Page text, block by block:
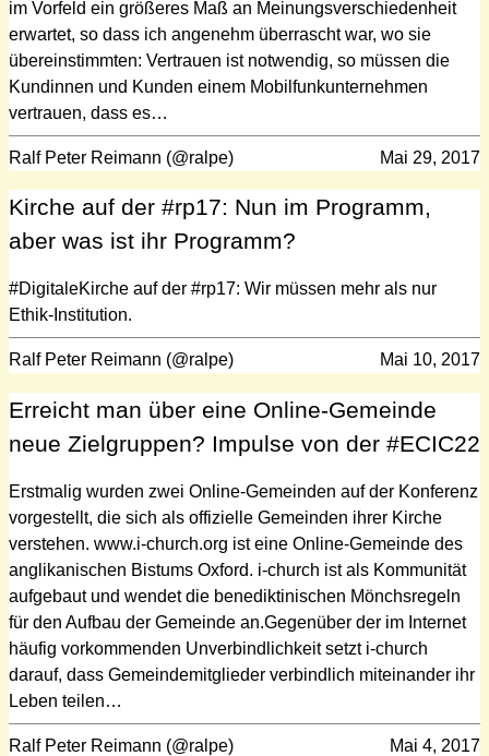
im Vorfeld ein größeres Maß an Meinungsverschiedenheit
erwartet, so dass ich angenehm überrascht war, wo sie
übereinstimmten: Vertrauen ist notwendig, so müssen die
Kundinnen und Kunden einem Mobilfunkunternehmen
vertrauen, dass es…
Ralf Peter Reimann (@ralpe) Mai 29, 2017
Kirche auf der #rp17: Nun im Programm,
aber was ist ihr Programm?
#DigitaleKirche auf der #rp17: Wir müssen mehr als nur
Ethik-Institution.
Ralf Peter Reimann (@ralpe) Mai 10, 2017
Erreicht man über eine Online-Gemeinde
neue Zielgruppen? Impulse von der #ECIC22
Erstmalig wurden zwei Online-Gemeinden auf der Konferenz
vorgestellt, die sich als offizielle Gemeinden ihrer Kirche
verstehen. www.i-church.org ist eine Online-Gemeinde des
anglikanischen Bistums Oxford. i-church ist als Kommunität
aufgebaut und wendet die benediktinischen Mönchsregeln
für den Aufbau der Gemeinde an.Gegenüber der im Internet
häufig vorkommenden Unverbindlichkeit setzt i-church
darauf, dass Gemeindemitglieder verbindlich miteinander ihr
Leben teilen…
Ralf Peter Reimann (@ralpe) Mai 4, 2017